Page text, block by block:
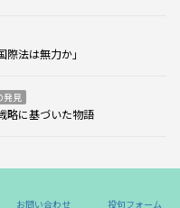
法は無力か」
発見
略に基づいた物語
お問い合わせ 投句フォーム